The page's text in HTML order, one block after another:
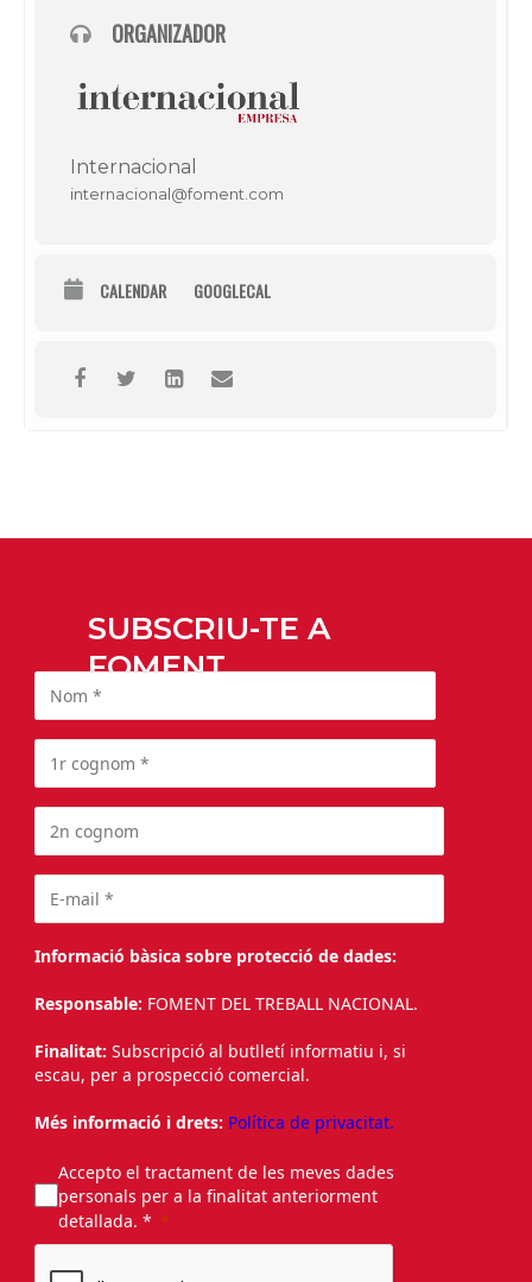
ORGANIZADOR
Internacional
internacional@foment.com
CALENDAR GOOGLECAL
SUBSCRIU-TE A
FOMENT
Informació bàsica sobre protecció de dades:
Responsable: FOMENT DEL TREBALL NACIONAL.
Finalitat: Subscripció al butlletí informatiu i, si
escau, per a prospecció comercial.
Més informació i drets: Política de privacitat.
Accepto el tractament de les meves dades
personals per a la finalitat anteriorment
detallada. *